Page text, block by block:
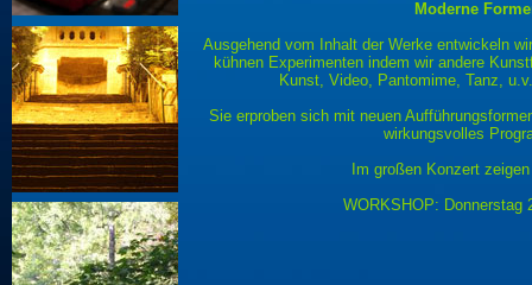
Moderne
Ausgehend vom Inhalt der Werke entwickeln
kühnen Experimenten indem wir andere
Kunst, Video, Pantomime, Tanz,
Sie erproben sich mit neuen
wirkungsvolles
Im großen Konzert
WORKSHOP: Donnerstag